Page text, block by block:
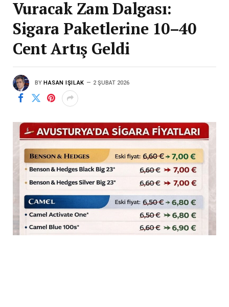
Vuracak Zam Dalgası:
Sigara Paketlerine 10–40
Cent Artış Geldi
BY HASAN IŞILAK 2 ŞUBAT 2026